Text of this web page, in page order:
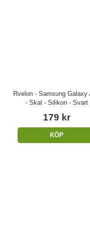
Rvelon - Samsung Galaxy
- Skal - Silikon - Svart
179 kr
KÖP